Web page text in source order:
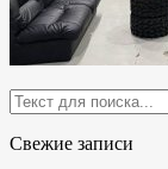
Свежие записи